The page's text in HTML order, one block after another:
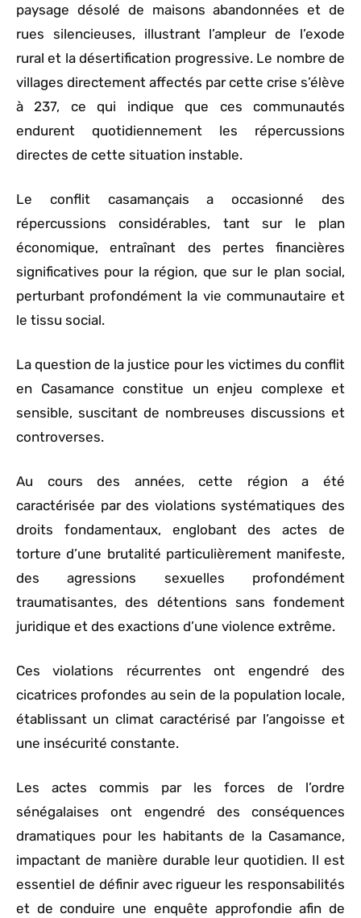
paysage désolé de maisons abandonnées et de
rues silencieuses, illustrant l’ampleur de l’exode
rural et la désertification progressive. Le nombre de
villages directement affectés par cette crise s’élève
à 237, ce qui indique que ces communautés
endurent quotidiennement les répercussions
directes de cette situation instable.
Le conflit casamançais a occasionné des
répercussions considérables, tant sur le plan
économique, entraînant des pertes financières
significatives pour la région, que sur le plan social,
perturbant profondément la vie communautaire et
le tissu social.
La question de la justice pour les victimes du conflit
en Casamance constitue un enjeu complexe et
sensible, suscitant de nombreuses discussions et
controverses.
Au cours des années, cette région a été
caractérisée par des violations systématiques des
droits fondamentaux, englobant des actes de
torture d’une brutalité particulièrement manifeste,
des agressions sexuelles profondément
traumatisantes, des détentions sans fondement
juridique et des exactions d’une violence extrême.
Ces violations récurrentes ont engendré des
cicatrices profondes au sein de la population locale,
établissant un climat caractérisé par l’angoisse et
une insécurité constante.
Les actes commis par les forces de l’ordre
sénégalaises ont engendré des conséquences
dramatiques pour les habitants de la Casamance,
impactant de manière durable leur quotidien. Il est
essentiel de définir avec rigueur les responsabilités
et de conduire une enquête approfondie afin de